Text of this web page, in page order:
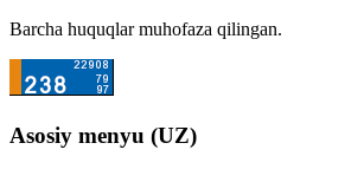
Barcha huquqlar muhofaza qilingan.
Asosiy menyu (UZ)